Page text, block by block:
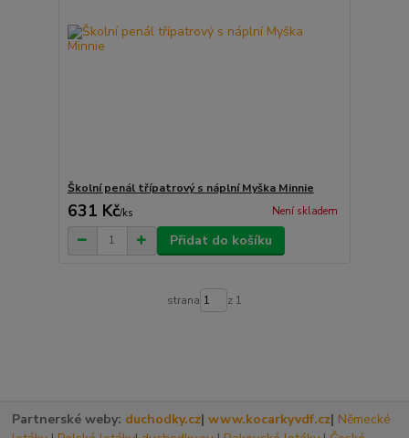
Školní penál třípatrový s náplní Myška Minnie
631 Kč/ks Není skladem
Přidat do košíku
strana z 1
Partnerské weby: duchodky.cz|www.kocarkyvdf.cz| Německé